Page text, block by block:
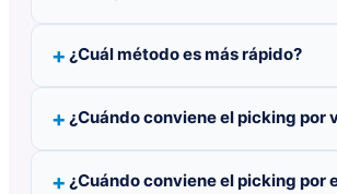
¿Cuál método es más rápido?
¿Cuándo conviene el picking por
¿Cuándo conviene el picking por